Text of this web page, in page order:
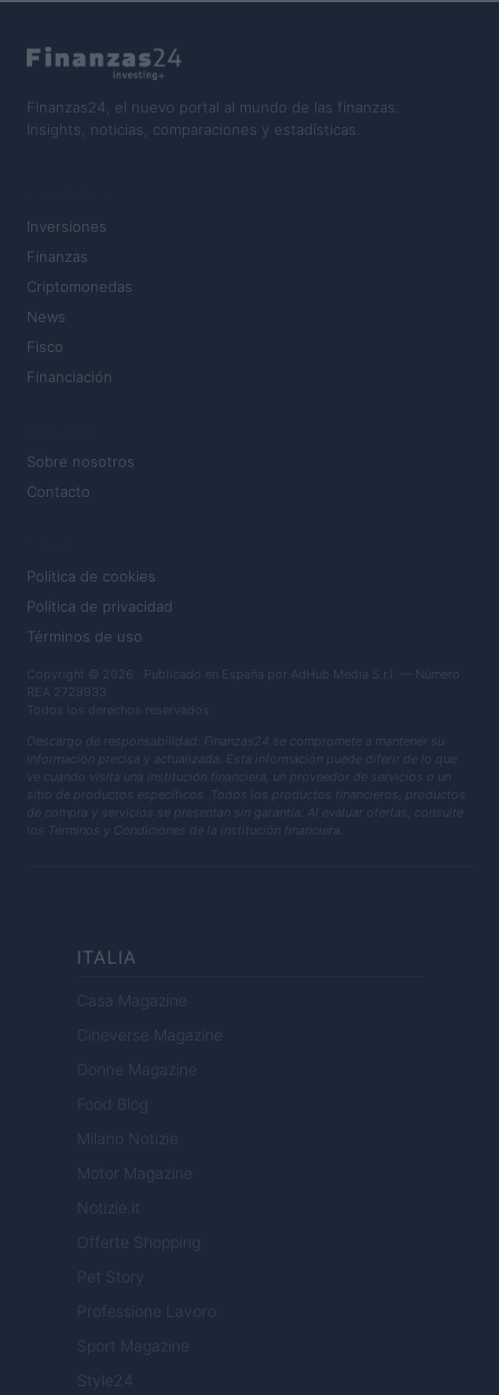
Finanzas24, el nuevo portal al mundo de las finanzas.
Insights, noticias, comparaciones y estadísticas.
Inversiones
Finanzas
Criptomonedas
News
Fisco
Financiación
Sobre nosotros
Contacto
Política de cookies
Política de privacidad
Términos de uso
Copyright © 2026 · Publicado en España por AdHub Media S.r.l. — Número
REA 2729933
Todos los derechos reservados
Descargo de responsabilidad: Finanzas24 se compromete a mantener su
información precisa y actualizada. Esta información puede diferir de lo que
ve cuando visita una institución financiera, un proveedor de servicios o un
sitio de productos específicos. Todos los productos financieros, productos
de compra y servicios se presentan sin garantía. Al evaluar ofertas, consulte
los Términos y Condiciones de la institución financiera.
ITALIA
Casa Magazine
Cineverse Magazine
Donne Magazine
Food Blog
Milano Notizie
Motor Magazine
Notizie.it
Offerte Shopping
Pet Story
Professione Lavoro
Sport Magazine
Style24